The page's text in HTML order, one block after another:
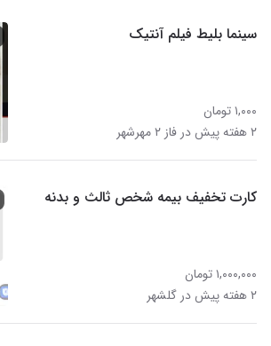
سینما بلیط فیلم آنتیک
۱,۰۰۰ تومان
۲ هفته پیش در فاز ۲ مهرشهر
کارت تخفیف بیمه شخص ثالث و بدنه
۱,۰۰۰,۰۰۰ تومان
۲ هفته پیش در گلشهر